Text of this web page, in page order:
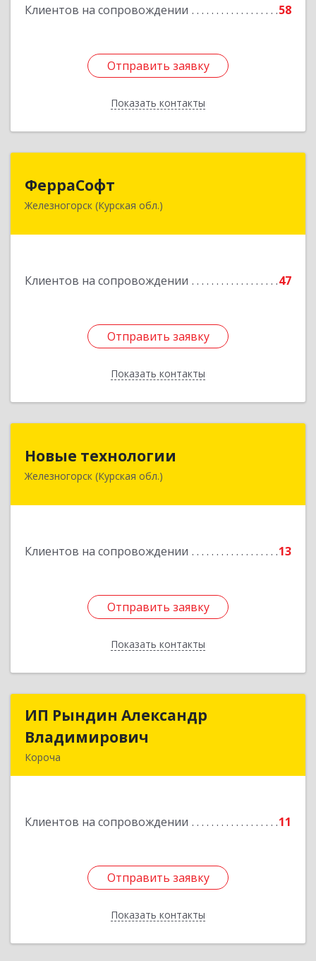
Клиентов на сопровождении 58
Отправить заявку
Показать контакты
Отправить заявку
Назад
ФерраСофт
Железногорск (Курская обл.)
Клиентов на сопровождении 47
Отправить заявку
Показать контакты
307179, Курская обл, Железногорск г, Ленина ул,
Отправить заявку
Назад
Новые технологии
Железногорск (Курская обл.)
Клиентов на сопровождении 13
Отправить заявку
Показать контакты
307170, Курская обл, Железногорский р-н,
Подробнее
Отправить заявку
Назад
ИП Рындин Александр
Владимирович
Короча
Клиентов на сопровождении 11
Отправить заявку
Показать контакты
ИП Рындин Александр
Подробнее
Отправить заявку
Назад